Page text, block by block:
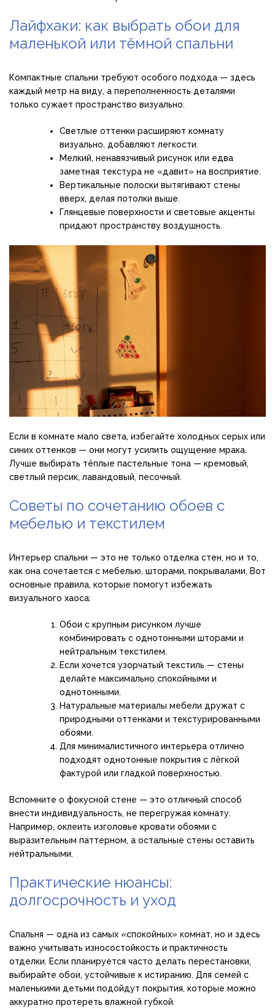
Лайфхаки: как выбрать обои для
маленькой или тёмной спальни
Компактные спальни требуют особого подхода — здесь
каждый метр на виду, а переполненность деталями
только сужает пространство визуально.
Светлые оттенки расширяют комнату
визуально, добавляют легкости.
Мелкий, ненавязчивый рисунок или едва
заметная текстура не «давит» на восприятие.
Вертикальные полоски вытягивают стены
вверх, делая потолки выше.
Глянцевые поверхности и световые акценты
придают пространству воздушность.
Если в комнате мало света, избегайте холодных серых или
синих оттенков — они могут усилить ощущение мрака.
Лучше выбирать тёплые пастельные тона — кремовый,
светлый персик, лавандовый, песочный.
Советы по сочетанию обоев с
мебелью и текстилем
Интерьер спальни — это не только отделка стен, но и то,
как она сочетается с мебелью, шторами, покрывалами. Вот
основные правила, которые помогут избежать
визуального хаоса:
Обои с крупным рисунком лучше
комбинировать с однотонными шторами и
нейтральным текстилем.
Если хочется узорчатый текстиль — стены
делайте максимально спокойными и
однотонными.
Натуральные материалы мебели дружат с
природными оттенками и текстурированными
обоями.
Для минималистичного интерьера отлично
подходят однотонные покрытия с лёгкой
фактурой или гладкой поверхностью.
Вспомните о фокусной стене — это отличный способ
внести индивидуальность, не перегружая комнату.
Например, оклеить изголовье кровати обоями с
выразительным паттерном, а остальные стены оставить
нейтральными.
Практические нюансы:
долгосрочность и уход
Спальня — одна из самых «спокойных» комнат, но и здесь
важно учитывать износостойкость и практичность
отделки. Если планируется часто делать перестановки,
выбирайте обои, устойчивые к истиранию. Для семей с
маленькими детьми подойдут покрытия, которые можно
аккуратно протереть влажной губкой.